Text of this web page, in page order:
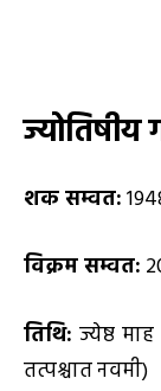
ज्योतिषीय
शक सम्वत:
विक्रम सम्वत:
तिथि: ज्येष्ठ
तत्पश्चात नवमी)